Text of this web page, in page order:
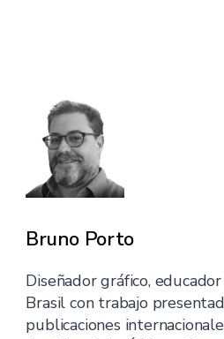
Bruno Porto
Diseñador gráfico,
Brasil con trabajo
publicaciones